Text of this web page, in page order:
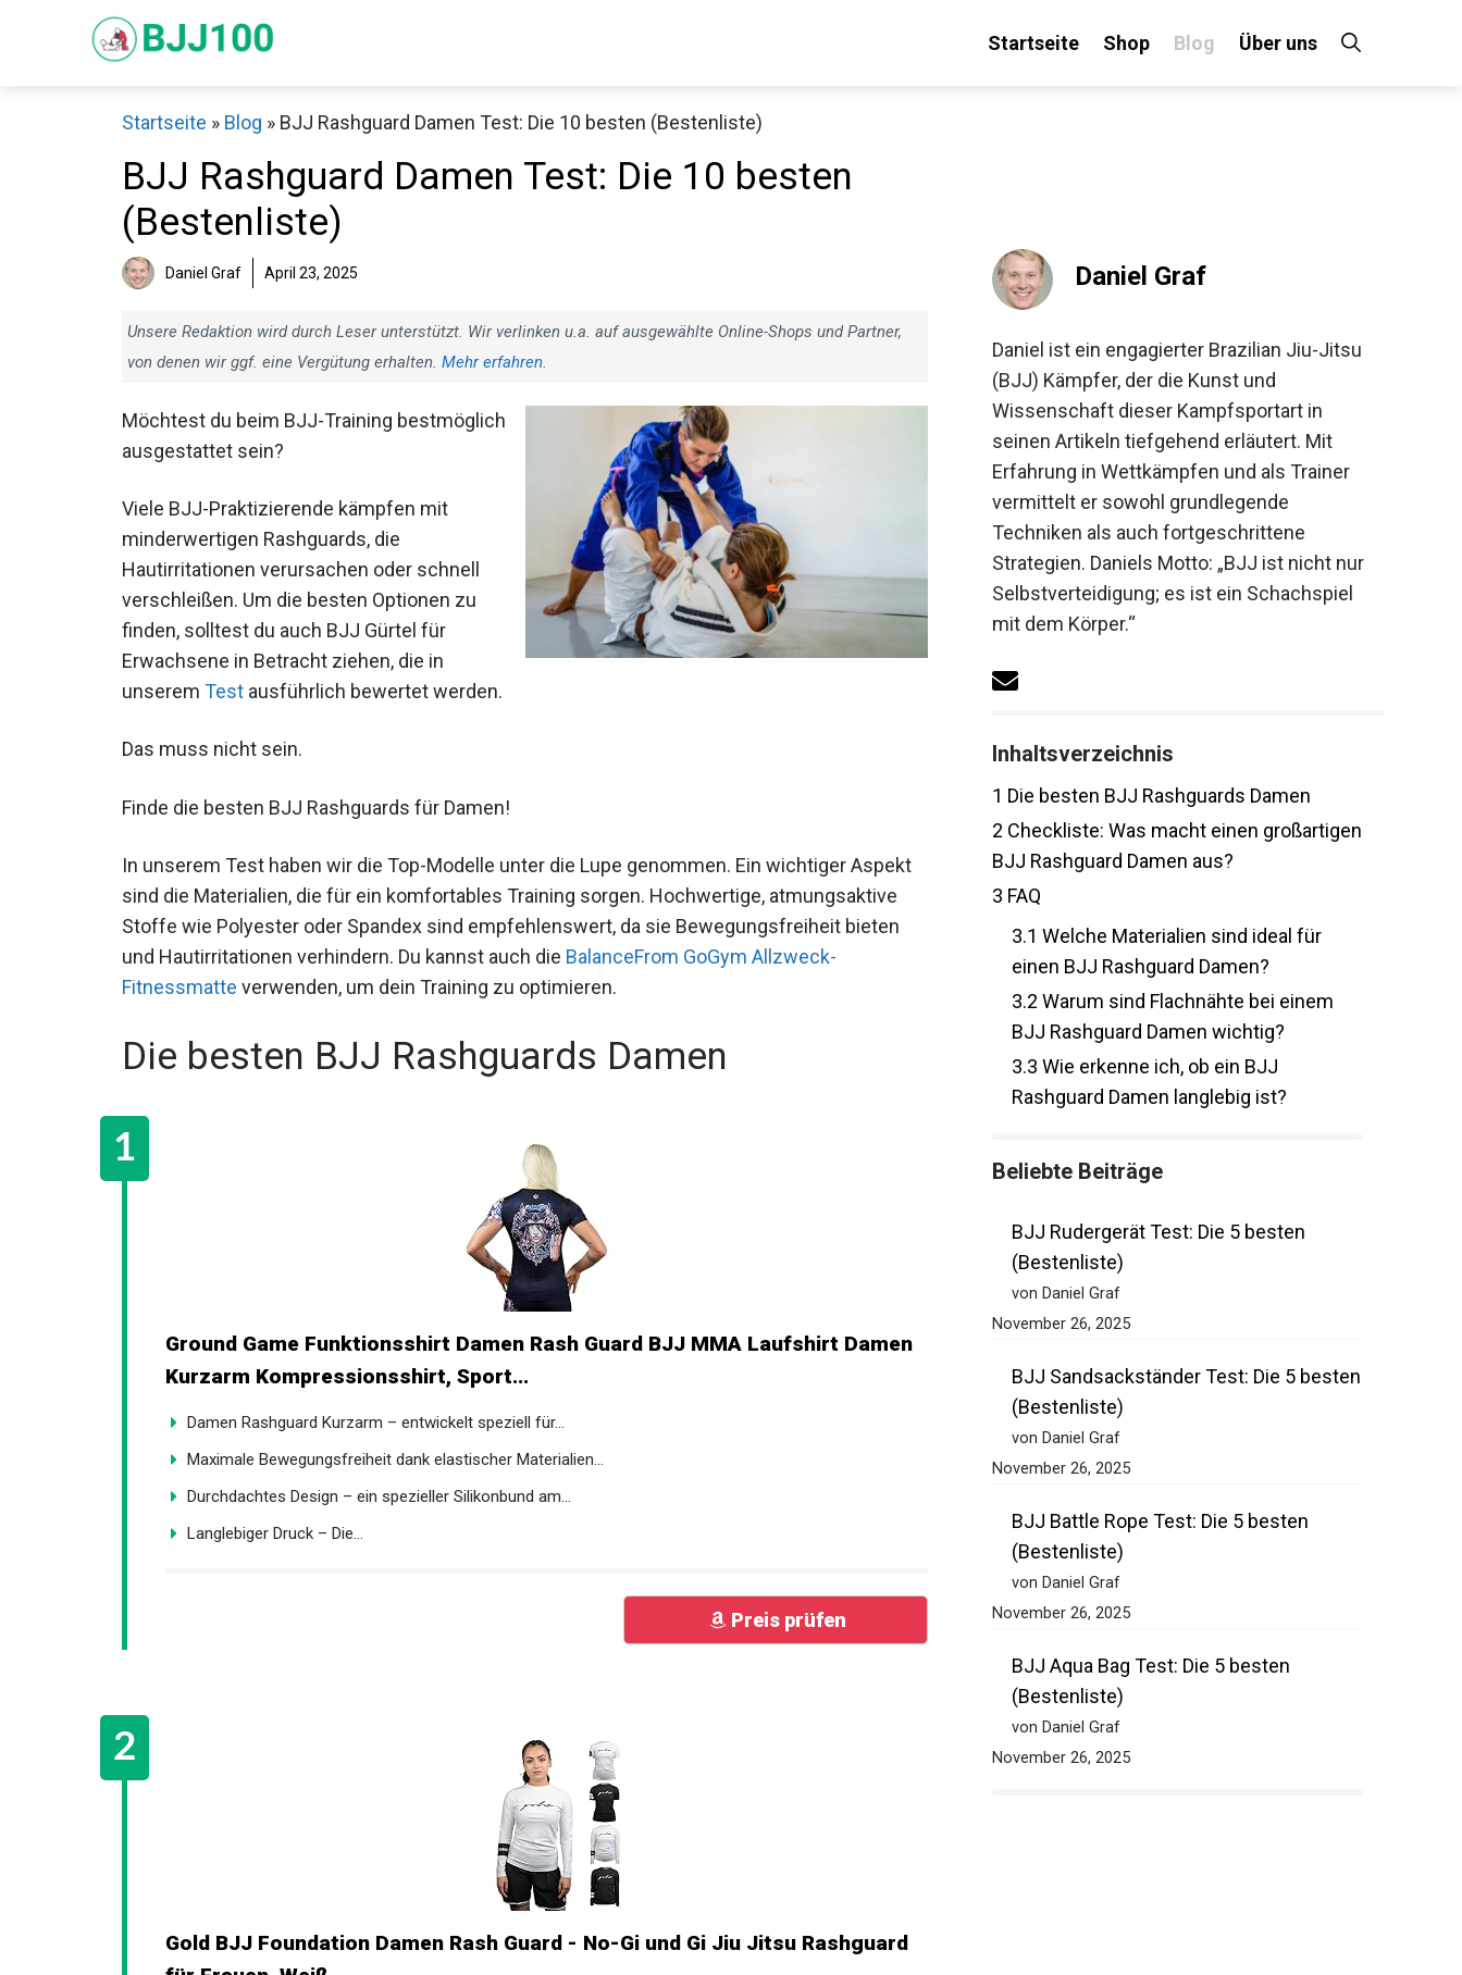
Startseite Shop Blog Über uns
Startseite » Blog » BJJ Rashguard Damen Test: Die 10 besten (Bestenliste)
BJJ Rashguard Damen Test: Die 10 besten
(Bestenliste)
Daniel Graf April 23, 2025
Unsere Redaktion wird durch Leser unterstützt. Wir verlinken u.a. auf ausgewählte Online-Shops und Partner,
von denen wir ggf. eine Vergütung erhalten. Mehr erfahren.
Möchtest du beim BJJ-Training
bestmöglich ausgestattet sein?
Viele BJJ-Praktizierende kämpfen mit
minderwertigen Rashguards, die
Hautirritationen verursachen oder schnell
verschleißen. Um die besten Optionen zu
finden, solltest du auch BJJ Gürtel für
Erwachsene in Betracht ziehen, die in
unserem Test ausführlich bewertet werden.
Das muss nicht sein.
Finde die besten BJJ Rashguards für Damen!
In unserem Test haben wir die Top-Modelle unter die Lupe genommen. Ein wichtiger Aspekt
sind die Materialien, die für ein komfortables Training sorgen. Hochwertige, atmungsaktive
Stoffe wie Polyester oder Spandex sind empfehlenswert, da sie Bewegungsfreiheit bieten
und Hautirritationen verhindern. Du kannst auch die BalanceFrom GoGym Allzweck-
Fitnessmatte verwenden, um dein Training zu optimieren.
Die besten BJJ Rashguards Damen
Ground Game Funktionsshirt Damen Rash Guard BJJ MMA Laufshirt Damen
Kurzarm Kompressionsshirt, Sport...
Damen Rashguard Kurzarm – entwickelt speziell für...
Maximale Bewegungsfreiheit dank elastischer Materialien...
Durchdachtes Design – ein spezieller Silikonbund am...
Langlebiger Druck – Die...
Preis prüfen
Gold BJJ Foundation Damen Rash Guard - No-Gi und Gi Jiu Jitsu Rashguard
Daniel Graf
Daniel ist ein engagierter Brazilian Jiu-Jitsu
(BJJ) Kämpfer, der die Kunst und
Wissenschaft dieser Kampfsportart in
seinen Artikeln tiefgehend erläutert. Mit
Erfahrung in Wettkämpfen und als Trainer
vermittelt er sowohl grundlegende
Techniken als auch fortgeschrittene
Strategien. Daniels Motto: „BJJ ist nicht nur
Selbstverteidigung; es ist ein Schachspiel
mit dem Körper.“
Inhaltsverzeichnis
Die besten BJJ Rashguards Damen
Checkliste: Was macht einen
großartigen BJJ Rashguard Damen aus?
FAQ
3.1Welche Materialien sind ideal für
einen BJJ Rashguard Damen?
3.2Warum sind Flachnähte bei einem
BJJ Rashguard Damen wichtig?
3.3Wie erkenne ich, ob ein BJJ
Rashguard Damen langlebig ist?
Beliebte Beiträge
BJJ Rudergerät Test: Die 5 besten
(Bestenliste)
von Daniel Graf
November 26, 2025
BJJ Sandsackständer Test: Die 5
besten (Bestenliste)
von Daniel Graf
November 26, 2025
BJJ Battle Rope Test: Die 5 besten
(Bestenliste)
von Daniel Graf
November 26, 2025
BJJ Aqua Bag Test: Die 5 besten
(Bestenliste)
von Daniel Graf
November 26, 2025
Decathlon Sale
Schaue dir jetzt die meistverkauften Produkte im Sale bei Decathlon an!
Jetzt anschauen